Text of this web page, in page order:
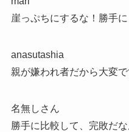
崖っぷちにするな！勝手に
anasutashia
親が嫌われ者だから大変で
名無しさん
勝手に比較して、完敗だ